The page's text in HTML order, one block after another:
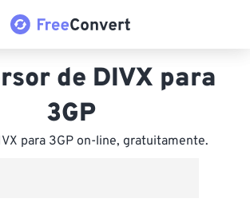
de DIVX para
3GP
para 3GP on-line, gratuitamente.